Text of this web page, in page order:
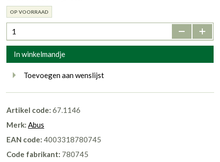
OP VOORRAAD
- +
In winkelmandje
Toevoegen aan wenslijst
Artikel code: 67.1146
Merk: Abus
EAN code: 4003318780745
Code fabrikant: 780745